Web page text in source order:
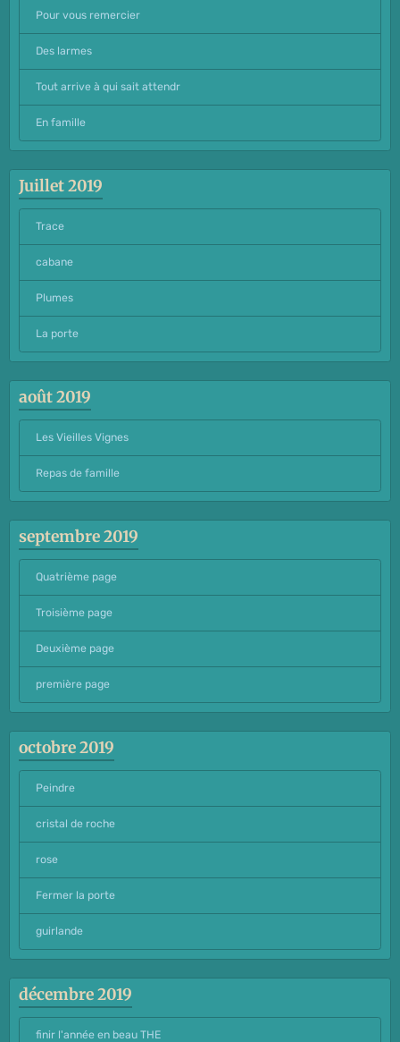
Pour vous remercier
Des larmes
Tout arrive à qui sait attendr
En famille
Juillet 2019
Trace
cabane
Plumes
La porte
août 2019
Les Vieilles Vignes
Repas de famille
septembre 2019
Quatrième page
Troisième page
Deuxième page
première page
octobre 2019
Peindre
cristal de roche
rose
Fermer la porte
guirlande
décembre 2019
finir l'année en beau THE